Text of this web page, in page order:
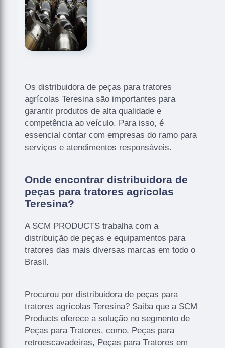
Os distribuidora de peças para tratores
agrícolas Teresina são importantes para
garantir produtos de alta qualidade e
competência ao veículo. Para isso, é
essencial contar com empresas do ramo para
serviços e atendimentos responsáveis.
Onde encontrar distribuidora de
peças para tratores agrícolas
Teresina?
A SCM PRODUCTS trabalha com a
distribuição de peças e equipamentos para
tratores das mais diversas marcas em todo o
Brasil.
Procurou por distribuidora de peças para
tratores agrícolas Teresina? Saiba que a SCM
Products oferece a solução no segmento de
Peças para Tratores, como, Peças para
retroescavadeiras, Peças para Tratores em